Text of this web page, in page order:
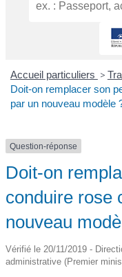
Accueil particuliers >
Doit-on remplacer son
par un nouveau modèle
Question-réponse
Doit-on
conduire rose
nouveau
Vérifié le 20/11/2019 -
administrative (Premier